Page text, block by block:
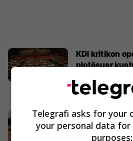
KDI kritikon
plotësuar
Kosovë 20/10/
​Të enjten dy
disa
Kosovë 16/10/
Telegrafi asks for your
your personal data
purposes: